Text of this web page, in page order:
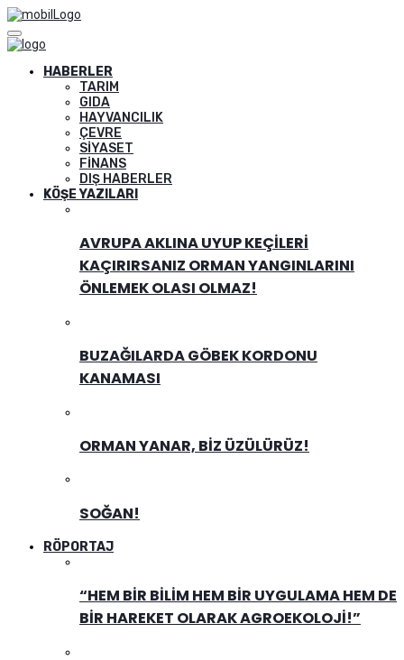
HABERLER
TARIM
GIDA
HAYVANCILIK
ÇEVRE
SIYASET
FINANS
DIŞ HABERLER
KÖŞE YAZILARI
AVRUPA AKLINA UYUP KEÇILERI
KAÇIRIRSANIZ ORMAN YANGINLARINI
ÖNLEMEK OLASI OLMAZ!
BUZAĞILARDA GÖBEK KORDONU
KANAMASI
ORMAN YANAR, BIZ ÜZÜLÜRÜZ!
SOĞAN!
RÖPORTAJ
“HEM BIR BILIM HEM BIR UYGULAMA HEM DE
BIR HAREKET OLARAK AGROEKOLOJI!”